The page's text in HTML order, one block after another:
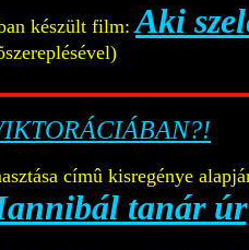
készült film:Aki
címû kisregénye
tanár úr